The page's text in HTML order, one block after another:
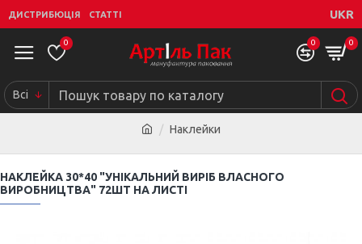
ДИСТРИБЮЦІЯ СТАТТІ UKR
0 0 0
Всі
Наклейки
НАКЛЕЙКА 30*40 "УНІКАЛЬНИЙ ВИРІБ ВЛАСНОГО
ВИРОБНИЦТВА" 72ШТ НА ЛИСТІ